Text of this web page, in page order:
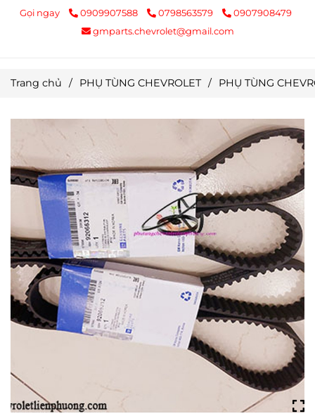
Gọi ngay 0909907588 0798563579
0907908479
gmparts.chevrolet@gmail.com
Trang chủ / PHỤ TÙNG CHEVROLET / PHỤ TÙNG